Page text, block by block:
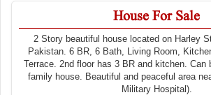
House For Sale
2 Story beautiful house located on Harley
Pakistan. 6 BR, 6 Bath, Living Room,
Terrace. 2nd floor has 3 BR and kitchen. Can
family house. Beautiful and peaceful area
Military Hospital).